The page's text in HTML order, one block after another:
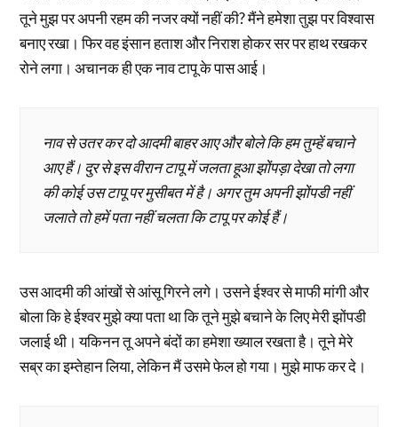
तूने मुझ पर अपनी रहम की नजर क्यों नहीं की? मैंने हमेशा तुझ पर विश्वास
बनाए रखा। फिर वह इंसान हताश और निराश होकर सर पर हाथ रखकर
रोने लगा। अचानक ही एक नाव टापू के पास आई।
नाव से उतर कर दो आदमी बाहर आए और बोले कि हम तुम्हें बचाने
आए हैं। दुर से इस वीरान टापू में जलता हूआ झोंपड़ा देखा तो लगा
की कोई उस टापू पर मुसीबत में है। अगर तुम अपनी झोंपडी नहीं
जलाते तो हमें पता नहीं चलता कि टापू पर कोई हैं।
उस आदमी की आंखों से आंसू गिरने लगे। उसने ईश्वर से माफी मांगी और
बोला कि हे ईश्वर मुझे क्या पता था कि तूने मुझे बचाने के लिए मेरी झोंपडी
जलाई थी। यकिनन तू अपने बंदों का हमेशा ख्याल रखता है। तूने मेरे
सब्र का इम्तेहान लिया, लेकिन मैं उसमे फेल हो गया। मुझे माफ कर दे।